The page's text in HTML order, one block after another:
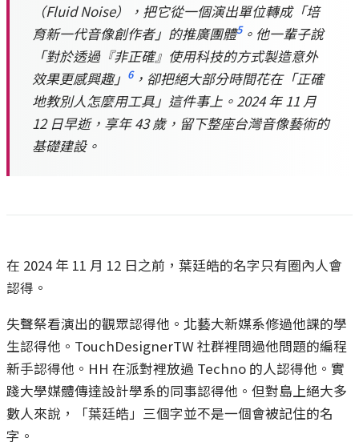
（Fluid Noise），把它從一個演出單位轉成「培
育新一代音像創作者」的推廣團體5。他一輩子說
「對於透過『非正確』使用科技的方式製造意外
效果更感興趣」 6，卻把絕大部分時間花在「正確
地教別人怎麼用工具」這件事上。2024 年 11 月
12 日早逝，享年 43 歲，留下整座台灣音像藝術的
基礎建設。
在 2024 年 11 月 12 日之前，葉廷皓的名字只有圈內人會
認得。
失聲祭看演出的觀眾認得他。北藝大新媒系修過他課的學
生認得他。TouchDesignerTW 社群裡問過他問題的編程
新手認得他。HH 在派對裡放過 Techno 的人認得他。實
踐大學媒體傳達設計學系的同事認得他。但對島上絕大多
數人來說，「葉廷皓」三個字並不是一個會被記住的名
字。